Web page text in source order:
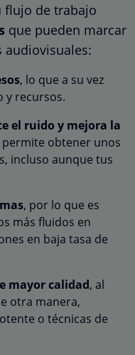
flujo de trabajo
que pueden marcar
audiovisuales:
, lo que a su vez
y recursos.
el ruido y mejora la
obtener unos
incluso aunque tus
, por lo que es
más fluidos en
en baja tasa de
mayor calidad, al
otra manera,
o técnicas de